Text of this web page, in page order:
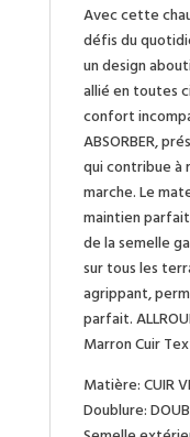
Avec cette
défis du
un design
allié en toutes
confort
ABSORBER,
qui contribue à
marche. Le
maintien
de la semelle
sur tous les
agrippant,
parfait.
Marron Cuir
Matière:CUIR
Doublure: